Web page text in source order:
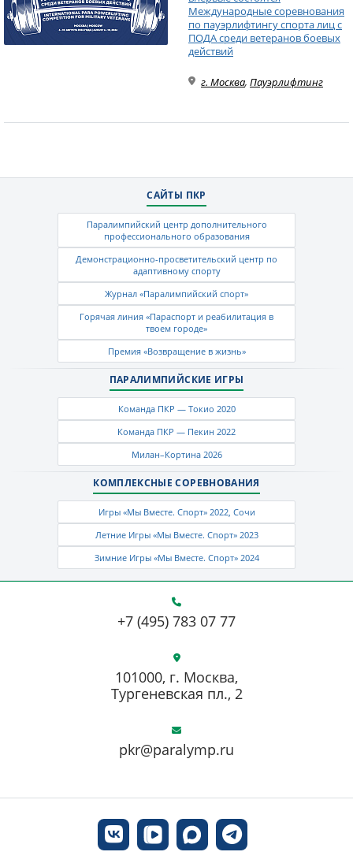
Международные соревнования
по пауэрлифтингу спорта лиц с
ПОДА среди ветеранов боевых
действий
г. Москва, Пауэрлифтинг
САЙТЫ ПКР
Паралимпийский центр дополнительного
профессионального образования
Демонстрационно-просветительский центр по
адаптивному спорту
Журнал «Паралимпийский спорт»
Горячая линия «Параспорт и реабилитация в
твоем городе»
Премия «Возвращение в жизнь»
ПАРАЛИМПИЙСКИЕ ИГРЫ
Команда ПКР — Токио 2020
Команда ПКР — Пекин 2022
Милан–Кортина 2026
КОМПЛЕКСНЫЕ СОРЕВНОВАНИЯ
Игры «Мы Вместе. Спорт» 2022, Сочи
Летние Игры «Мы Вместе. Спорт» 2023
Зимние Игры «Мы Вместе. Спорт» 2024
+7 (495) 783 07 77
pkr@paralymp.ru
101000, г. Москва,
Тургеневская пл., 2